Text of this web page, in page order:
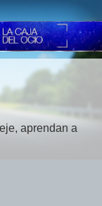
aprendan a